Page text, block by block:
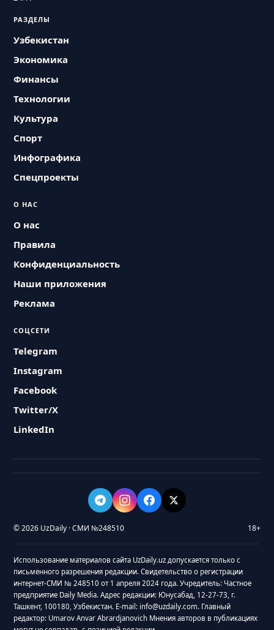
РАЗДЕЛЫ
Узбекистан
Экономика
Финансы
Технологии
Культура
Спорт
Инфографика
Спецпроекты
О НАС
О нас
Правила
Конфиденциальность
Наши приложения
Реклама
СОЦСЕТИ
Telegram
Instagram
Facebook
Twitter/X
LinkedIn
© 2026 UzDaily · СМИ №248510 18+
Использование материалов сайта UzDaily.uz допускается только с
письменного разрешения редакции. Свидетельство о регистрации
интернет-СМИ № 248510 от 1 апреля 2024 года. Учредитель: Частное
предприятие Daily Media. Адрес редакции: Юнусабад, 12-27-73, г.
Ташкент, 100180, Узбекистан. E-mail: info@uzdaily.com. Главный
редактор: Umarov Anvar Abrardjanovich Мнения авторов в публикациях